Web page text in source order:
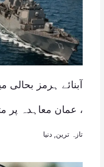
آبنائے ہرمز
، عمان معاہدہ پر
تازہ ترین دنیا